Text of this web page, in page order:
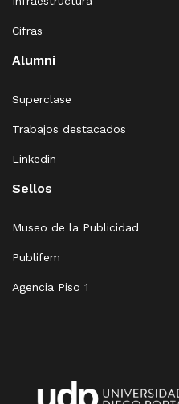
Cifras
Alumni
Superclase
Trabajos destacados
Linkedin
Sellos
Museo de la Publicidad
Publifem
Agencia Piso 1